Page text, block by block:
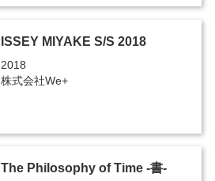
ISSEY MIYAKE S/S 2018
2018
株式会社We+
The Philosophy of Time -書-